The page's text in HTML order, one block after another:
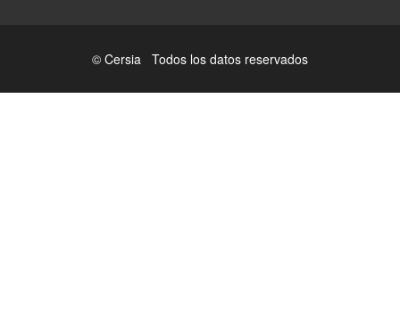
© Cersia Todos los datos reservados